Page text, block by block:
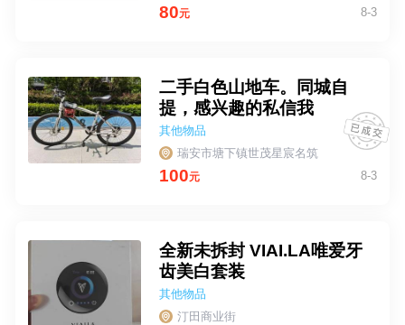
80元 8-3
二手白色山地车。同城自
提，感兴趣的私信我
其他物品
瑞安市塘下镇世茂星宸名筑
100元 8-3
全新未拆封 VIAI.LA唯爱牙
齿美白套装
其他物品
汀田商业街